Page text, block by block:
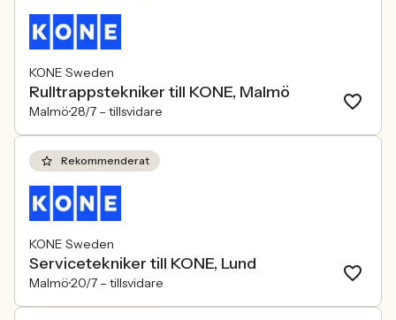
KONE Sweden
Rulltrappstekniker till KONE, Malmö
Malmö28/7 – tillsvidare
Rekommenderat
KONE Sweden
Servicetekniker till KONE, Lund
Malmö20/7 – tillsvidare